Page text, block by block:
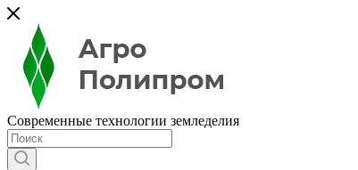
Современные технологии земледелия